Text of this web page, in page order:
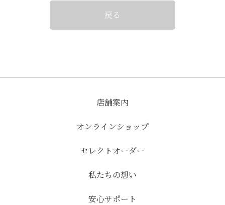
戻る
店舗案内
オンラインショップ
セレクトオーダー
私たちの想い
安心サポート